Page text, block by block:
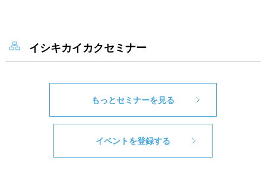
イシキカイカクセミナー
もっとセミナーを見る
イベントを登録する